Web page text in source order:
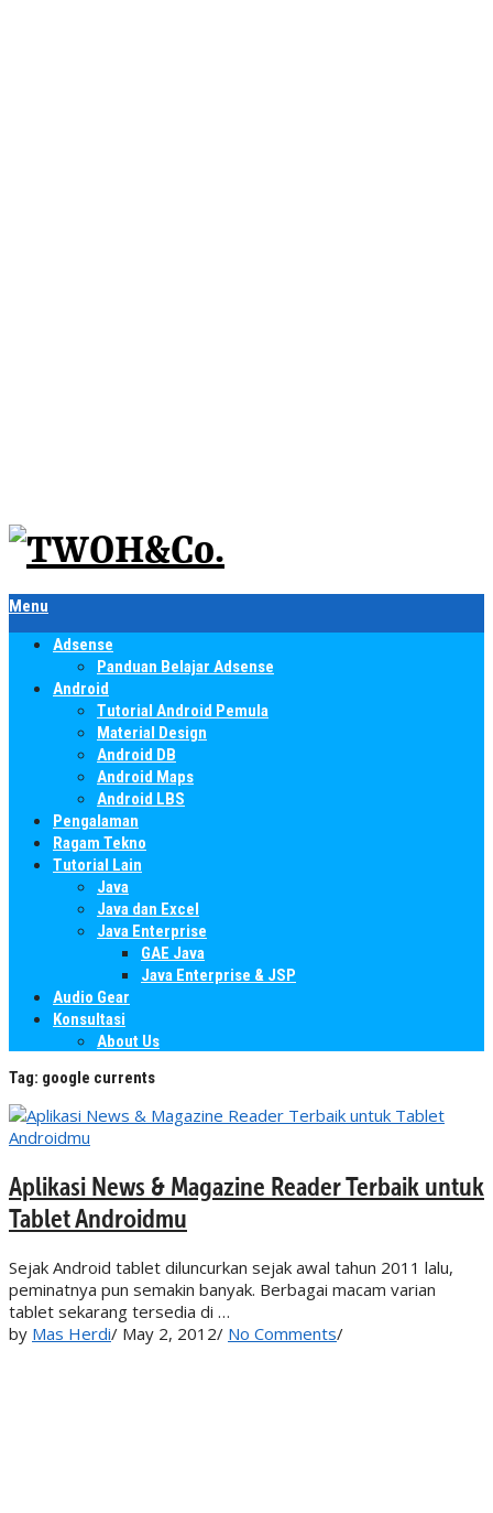
Menu
Adsense
Panduan Belajar Adsense
Android
Tutorial Android Pemula
Material Design
Android DB
Android Maps
Android LBS
Pengalaman
Ragam Tekno
Tutorial Lain
Java
Java dan Excel
Java Enterprise
GAE Java
Java Enterprise & JSP
Audio Gear
Konsultasi
About Us
Tag: google currents
Aplikasi News & Magazine Reader Terbaik untuk
Tablet Androidmu
Sejak Android tablet diluncurkan sejak awal tahun 2011 lalu,
peminatnya pun semakin banyak. Berbagai macam varian
tablet sekarang tersedia di …
by Mas Herdi/ May 2, 2012/ No Comments/